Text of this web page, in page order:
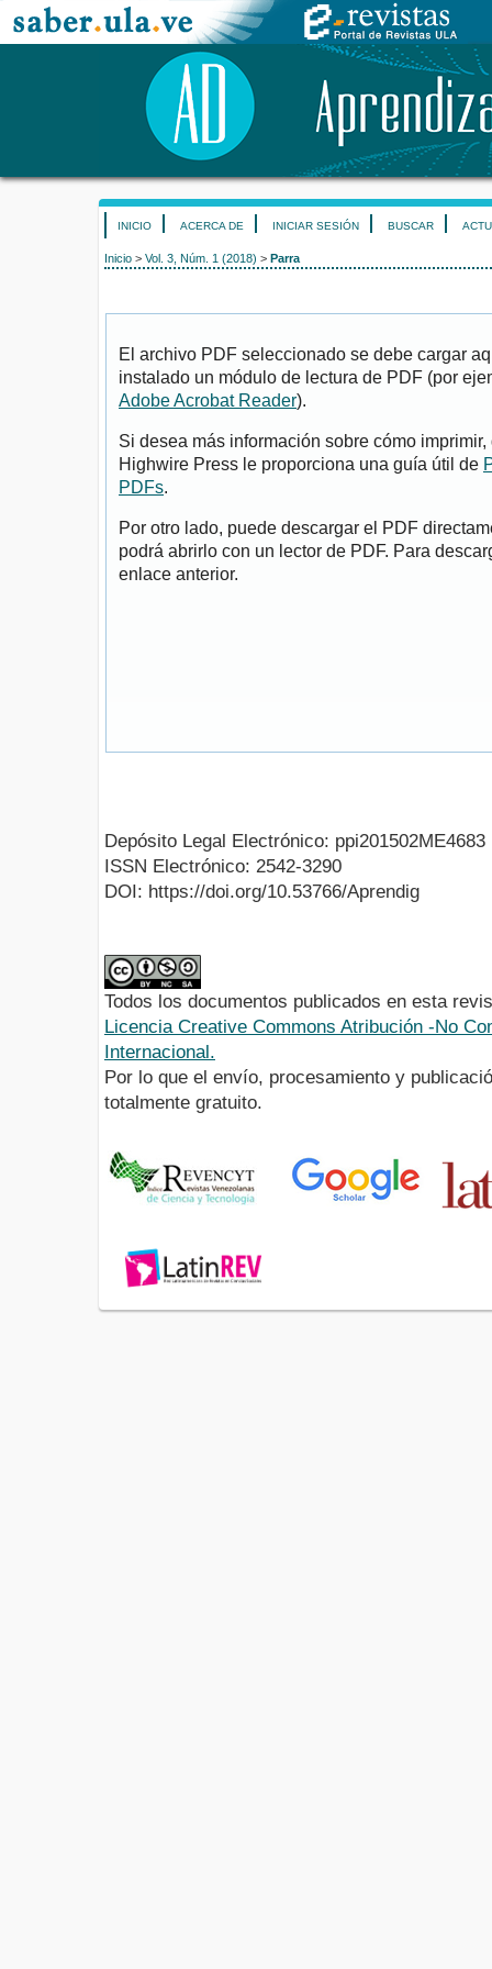
INICIO ACERCA DE INICIAR SESIÓN BUSCAR
Inicio > Vol. 3, Núm. 1 (2018) > Parra
El archivo PDF seleccionado se debe cargar
instalado un módulo de lectura de PDF (por
Adobe Acrobat Reader).
Si desea más información sobre cómo
Highwire Press le proporciona una guía útil de
PDFs.
Por otro lado, puede descargar el PDF
podrá abrirlo con un lector de PDF. Para
enlace anterior.
Depósito Legal Electrónico: ppi201502ME4683
ISSN Electrónico: 2542-3290
DOI: https://doi.org/10.53766/Aprendig
Todos los documentos publicados en esta
Licencia Creative Commons Atribución -No
Internacional.
Por lo que el envío, procesamiento y
totalmente gratuito.